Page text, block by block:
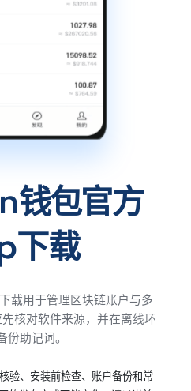
包官方
下载
用于管理区块链账户与多
核对软件来源，并在离线环
份助记词。
验、安装前检查、账户备份和常